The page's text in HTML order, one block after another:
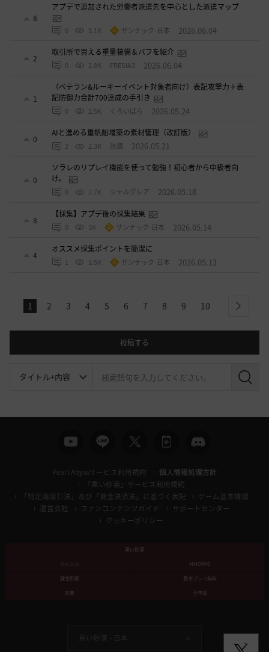
8
アプデで追加された労働者派遣先を中心とした派遣マップ
0 3.1K ザンナック-日本 2026.06.04
2
取引所で買える重量装備＆バフを紹介
0 2.8K FRESIA3 2026.06.04
1
（ベテラン&ルーキーイベント対象者向け）表記攻撃力＋表
記防御力合計700達成の手引き
0 2.5K くろいばら 2026.05.24
0
AIと進める重帆船増築の素材管理（改訂版）
2 2.3K 氷鏡 2026.05.21
0
ソラレのリプレイ機能を使って勉強！初心者から中級者向
け。
0 2.7K シャルグレア 2026.05.18
8
【採集】アプデ後の採集結果
0 3K ザンナック-日本 2026.05.14
4
オススメ採集ポイントを簡潔に
1 3.5K ザンナック-日本 2026.05.13
1 2 3 4 5 6 7 8 9 10 next
投稿する
検
Pearl Abyssサービス利用規約
個人情報処理方針
「黒い砂漠」サービス利用規約
「特定商取引法」及び「資金決済法」に基づく表記
ゲーム基本情報
運営会社
ファンコンテンツガイド
サポートセンター
クッキーポリシー
黒い砂漠
ジャンル
MMORPG
課金形態
基本プレイ無料
対象
全年齢
黒い砂漠 - 日本